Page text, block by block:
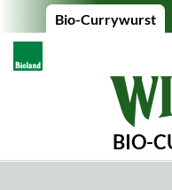
Bio-Currywurst
BIO-